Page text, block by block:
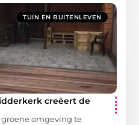
TUIN EN BUITENLEVEN
creëert de
omgeving te